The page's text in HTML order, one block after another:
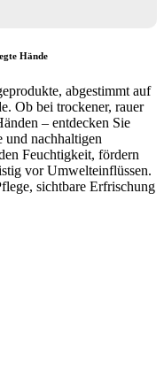
Hände
abgestimmt auf
Ob bei trockener, rauer
– entdecken Sie
und nachhaltigen
Feuchtigkeit, fördern
vor Umwelteinflüssen.
sichtbare Erfrischung